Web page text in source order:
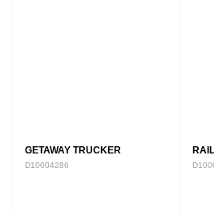
GETAWAY TRUCKER
D10004286